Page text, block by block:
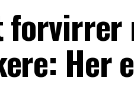
forvirrer
Her